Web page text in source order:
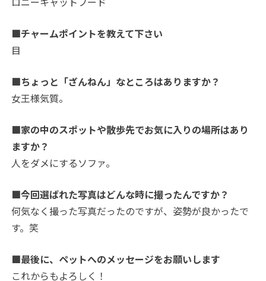
■チャームポイントを教えて下さい
目
■ちょっと「ざんねん」なところはありますか？
女王様気質。
■家の中のスポットや散歩先でお気に入りの場所はあり
ますか？
人をダメにするソファ。
■今回選ばれた写真はどんな時に撮ったんですか？
何気なく撮った写真だったのですが、姿勢が良かったで
す。笑
■最後に、ペットへのメッセージをお願いします
これからもよろしく！